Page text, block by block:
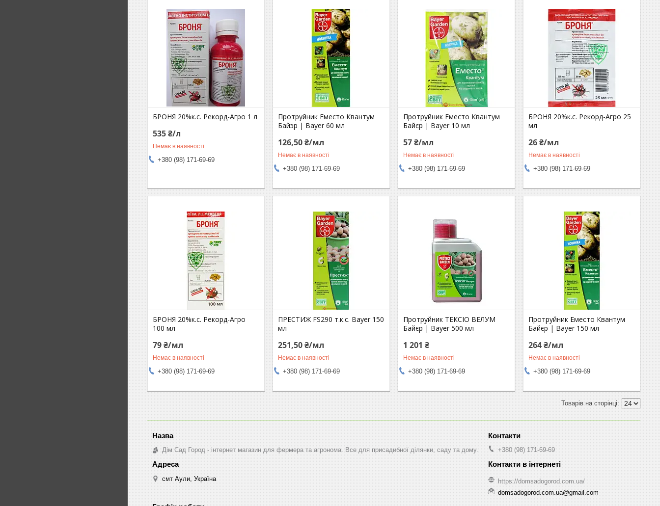
БРОНЯ 20%к.с. Рекорд-Агро 1 л
535 ₴/л
Немає в наявності
+380 (98) 171-69-69
Протруйник Еместо Квантум
Байэр | Bayer 60 мл
126,50 ₴/мл
Немає в наявності
+380 (98) 171-69-69
Протруйник Еместо Квантум
Байєр | Bayer 10 мл
57 ₴/мл
Немає в наявності
+380 (98) 171-69-69
БРОНЯ 20%к.с. Рекорд-Агро 25
мл
26 ₴/мл
Немає в наявності
+380 (98) 171-69-69
БРОНЯ 20%к.с. Рекорд-Агро
100 мл
79 ₴/мл
Немає в наявності
+380 (98) 171-69-69
ПРЕСТИЖ FS290 т.к.с. Bayer 150
мл
251,50 ₴/мл
Немає в наявності
+380 (98) 171-69-69
Протруйник ТЕКСІО ВЕЛУМ
Байєр | Bayer 500 мл
1 201 ₴
Немає в наявності
+380 (98) 171-69-69
Протруйник Еместо Квантум
Байєр | Bayer 150 мл
264 ₴/мл
Немає в наявності
+380 (98) 171-69-69
Дім Сад Город - інтернет магазин для фермера та агронома. Все для присадибної ділянки, саду та дому.
смт Аули, Україна
+380 (98) 171-69-69
https://domsadogorod.com.ua/
domsadogorod.com.ua@gmail.com